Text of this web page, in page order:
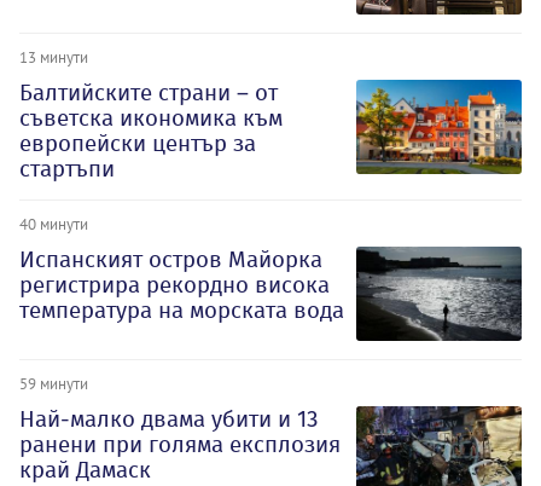
13 минути
Балтийските страни – от
съветска икономика към
европейски център за
стартъпи
40 минути
Испанският остров Майорка
регистрира рекордно висока
температура на морската вода
59 минути
Най-малко двама убити и 13
ранени при голяма експлозия
край Дамаск